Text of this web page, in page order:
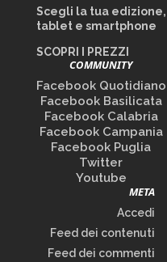
Scegli la tua
tablet e smartphone
SCOPRI I PREZZI
COMMUNITY
Facebook Quotidiano
Facebook Basilicata
Facebook Calabria
Facebook Campania
Facebook Puglia
Twitter
Youtube
META
Accedi
Feed dei contenuti
Feed dei commenti